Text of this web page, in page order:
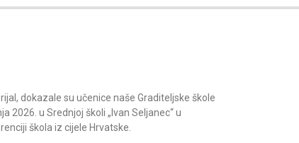
dokazale su učenice naše Graditeljske škole
2026. u Srednjoj školi „Ivan Seljanec“ u
škola iz cijele Hrvatske.